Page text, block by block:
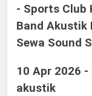
- Sports Club
Band Akustik
Sewa Sound
10 Apr 2026 -
akustik